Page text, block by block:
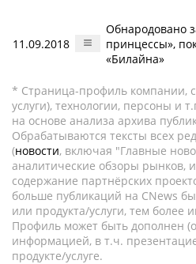
11.09.2018
Обнародовано
принцессы»,
«Билайна»
* Страница-профиль компании,
услуги), технологии, персоны и
на основе анализа архива
Обрабатываются тексты всех
(новости, включая "Главные
аналитические обзоры рынков,
содержание партнёрских
больше публикаций на CNews
или продукта/услуги, тем
Профиль может быть дополнен
информацией, в т.ч.
продукте/услуге.